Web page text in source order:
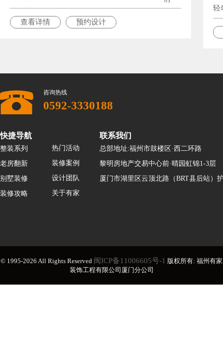
查看详情 预约设计
轻
咨询热线
0592-3330188
快捷导航
整装系列
老房翻新
别墅装修
装修攻略
热门活动
装修案例
设计团队
关于有家
联系我们
总部地址:福州市鼓楼区·西二环路
黎明房地产交易中心前·晴园虹锦1-3层
厦门市湖里区云顶北路（BRT县后站）
© 1995-2026 All Rights Reserved 闽ICP备11006605号-1 版权所有: 福州有家
装饰工程有限公司厦门分公司